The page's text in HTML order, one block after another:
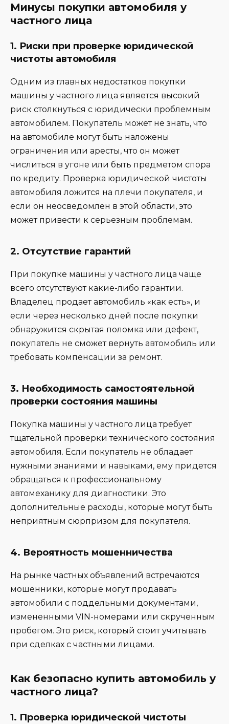
Минусы покупки автомобиля у
частного лица
1. Риски при проверке юридической
чистоты автомобиля
Одним из главных недостатков покупки
машины у частного лица является высокий
риск столкнуться с юридически проблемным
автомобилем. Покупатель может не знать, что
на автомобиле могут быть наложены
ограничения или аресты, что он может
числиться в угоне или быть предметом спора
по кредиту. Проверка юридической чистоты
автомобиля ложится на плечи покупателя, и
если он неосведомлен в этой области, это
может привести к серьезным проблемам.
2. Отсутствие гарантий
При покупке машины у частного лица чаще
всего отсутствуют какие-либо гарантии.
Владелец продает автомобиль «как есть», и
если через несколько дней после покупки
обнаружится скрытая поломка или дефект,
покупатель не сможет вернуть автомобиль или
требовать компенсации за ремонт.
3. Необходимость самостоятельной
проверки состояния машины
Покупка машины у частного лица требует
тщательной проверки технического состояния
автомобиля. Если покупатель не обладает
нужными знаниями и навыками, ему придется
обращаться к профессиональному
автомеханику для диагностики. Это
дополнительные расходы, которые могут быть
неприятным сюрпризом для покупателя.
4. Вероятность мошенничества
На рынке частных объявлений встречаются
мошенники, которые могут продавать
автомобили с поддельными документами,
измененными VIN-номерами или скрученным
пробегом. Это риск, который стоит учитывать
при сделках с частными лицами.
Как безопасно купить автомобиль у
частного лица?
1. Проверка юридической чистоты